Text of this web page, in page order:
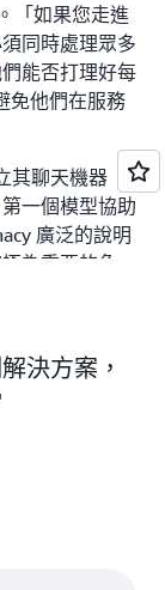
「如果您走進
同時處理眾多
能否打理好每
免他們在服務
其聊天機器
一個模型協助
廣泛的說明
為重要的角
建演算法和預
的機器學習中
Amazon
否則他們需
選擇，以及
生性應用程
決方案，